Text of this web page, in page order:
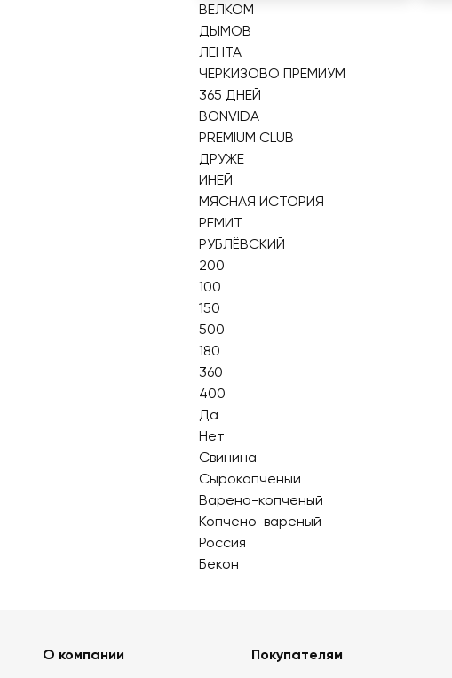
ВЕЛКОМ
ДЫМОВ
ЛЕНТА
ЧЕРКИЗОВО ПРЕМИУМ
365 ДНЕЙ
BONVIDA
PREMIUM CLUB
ДРУЖЕ
ИНЕЙ
МЯСНАЯ ИСТОРИЯ
РЕМИТ
РУБЛЁВСКИЙ
200
100
150
500
180
360
400
Да
Нет
Свинина
Сырокопченый
Варено-копченый
Копчено-вареный
Россия
Бекон
О компании Покупателям